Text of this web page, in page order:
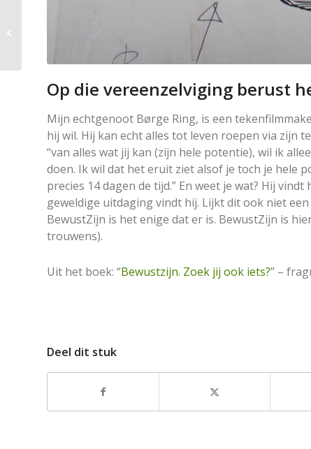
Op die vereenzelviging berust
Mijn echtgenoot Børge Ring, is een
hij wil. Hij kan echt alles tot leven roepen via zijn
“van alles wat jij kan (zijn hele potentie), wil ik
doen. Ik wil dat het eruit ziet alsof je toch je hele
precies 14 dagen de tijd.” En weet je wat? Hij
geweldige uitdaging vindt hij. Lijkt dit ook niet
BewustZijn is het enige dat er is. BewustZijn is
trouwens).
Uit het boek: “Bewustzijn. Zoek jij ook iets?” –
Deel dit stuk